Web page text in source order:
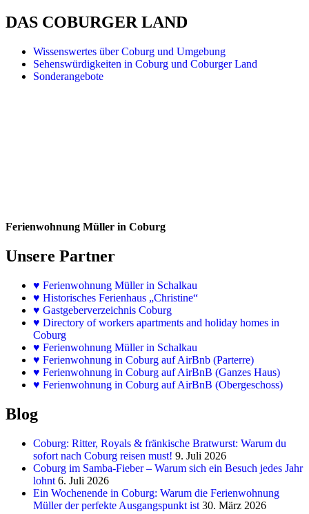
DAS COBURGER LAND
Wissenswertes über Coburg und Umgebung
Sehenswürdigkeiten in Coburg und Coburger Land
Sonderangebote
Ferienwohnung Müller in Coburg
Unsere Partner
♥ Ferienwohnung Müller in Schalkau
♥ Historisches Ferienhaus „Christine“
♥ Gastgeberverzeichnis Coburg
♥ Directory of workers apartments and holiday homes in
Coburg
♥ Ferienwohnung Müller in Schalkau
♥ Ferienwohnung in Coburg auf AirBnb (Parterre)
♥ Ferienwohnung in Coburg auf AirBnB (Ganzes Haus)
♥ Ferienwohnung in Coburg auf AirBnB (Obergeschoss)
Blog
Coburg: Ritter, Royals & fränkische Bratwurst: Warum du
sofort nach Coburg reisen must! 9. Juli 2026
Coburg im Samba-Fieber – Warum sich ein Besuch jedes Jahr
lohnt 6. Juli 2026
Ein Wochenende in Coburg: Warum die Ferienwohnung
Müller der perfekte Ausgangspunkt ist 30. März 2026